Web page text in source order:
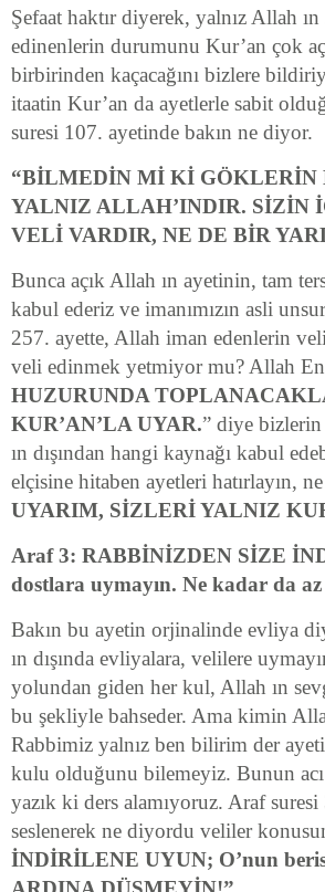
Şefaat haktır diyerek, yalnız Allah
edinenlerin durumunu Kur’an çok
birbirinden kaçacağını bizlere
itaatin Kur’an da ayetlerle sabit
suresi 107. ayetinde bakın ne diyor.
“BİLMEDİN Mİ Kİ GÖKLERİN
YALNIZ ALLAH’INDIR. SİZİN
VELİ VARDIR, NE DE BİR
Bunca açık Allah ın ayetinin, tam
kabul ederiz ve imanımızın asli
257. ayette, Allah iman edenlerin
veli edinmek yetmiyor mu? Allah
HUZURUNDA
KUR’AN’LA UYAR.” diye
ın dışından hangi kaynağı kabul
elçisine hitaben ayetleri hatırlayın,
UYARIM, SİZLERİ YALNIZ
Araf 3: RABBİNİZDEN SİZE
dostlara uymayın. Ne kadar da
Bakın bu ayetin orjinalinde evliya
ın dışında evliyalara, velilere
yolundan giden her kul, Allah ın
bu şekliyle bahseder. Ama kimin
Rabbimiz yalnız ben bilirim der
kulu olduğunu bilemeyiz. Bunun
yazık ki ders alamıyoruz. Araf
seslenerek ne diyordu veliler
İNDİRİLENE UYUN; O’nun